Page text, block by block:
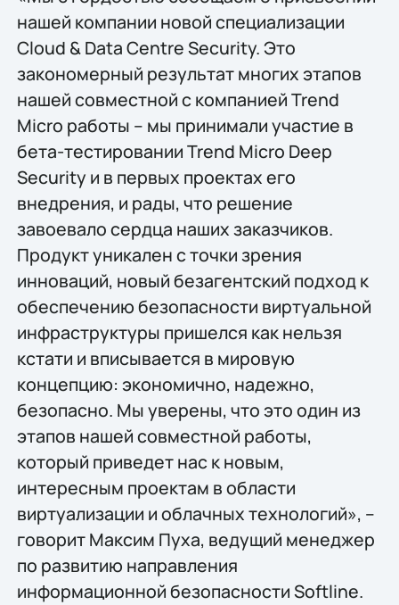
нашей компании новой специализации
Cloud & Data Centre Security. Это
закономерный результат многих этапов
нашей совместной с компанией Trend
Micro работы – мы принимали участие в
бета-тестировании Trend Micro Deep
Security и в первых проектах его
внедрения, и рады, что решение
завоевало сердца наших заказчиков.
Продукт уникален с точки зрения
инноваций, новый безагентский подход к
обеспечению безопасности виртуальной
инфраструктуры пришелся как нельзя
кстати и вписывается в мировую
концепцию: экономично, надежно,
безопасно. Мы уверены, что это один из
этапов нашей совместной работы,
который приведет нас к новым,
интересным проектам в области
виртуализации и облачных технологий», –
говорит Максим Пуха, ведущий менеджер
по развитию направления
информационной безопасности Softline.